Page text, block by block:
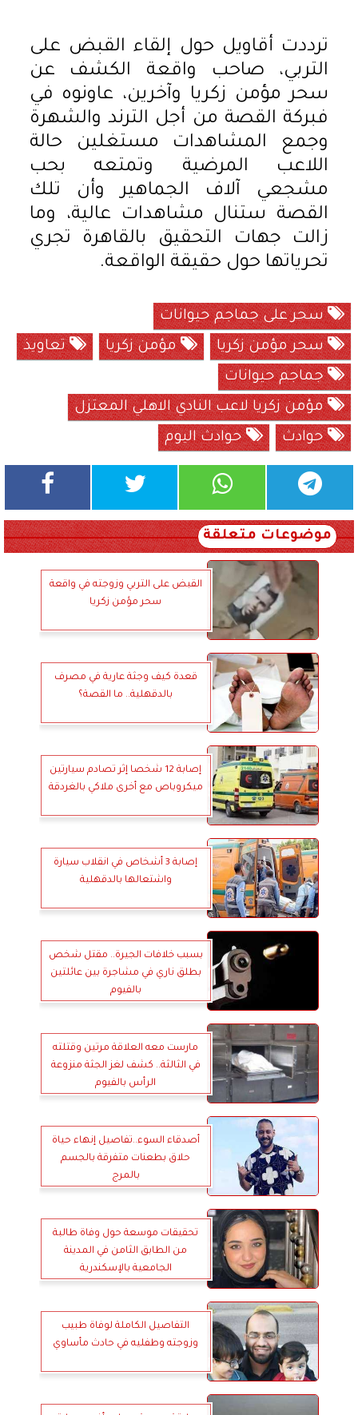
ترددت أقاويل حول إلقاء القبض على
التربي، صاحب واقعة الكشف عن
سحر مؤمن زكريا وآخرين، عاونوه في
فبركة القصة من أجل الترند والشهرة
وجمع المشاهدات مستغلين حالة
اللاعب المرضية وتمتعه بحب
مشجعي آلاف الجماهير وأن تلك
القصة ستنال مشاهدات عالية، وما
زالت جهات التحقيق بالقاهرة تجري
تحرياتها حول حقيقة الواقعة.
سحر على جماجم حيوانات
سحر مؤمن زكريا
مؤمن زكريا
تعاويذ
جماجم حيوانات
مؤمن زكريا لاعب النادي الاهلي المعتزل
حوادث
حوادث اليوم
موضوعات متعلقة
القبض على التربي وزوجته في واقعة
سحر مؤمن زكريا
قعدة كيف وجثة عارية في مصرف
بالدقهلية.. ما القصة؟
إصابة 12 شخصا إثر تصادم سيارتين
ميكروباص مع أخرى ملاكي بالغردقة
إصابة 3 أشخاص في انقلاب سيارة
واشتعالها بالدقهلية
بسبب خلافات الجيرة.. مقتل شخص
بطلق ناري في مشاجرة بين عائلتين
بالفيوم
مارست معه العلاقة مرتين وقتلته
في الثالثة.. كشف لغز الجثة منزوعة
الرأس بالفيوم
أصدقاء السوء..تفاصيل إنهاء حياة
حلاق بطعنات متفرقة بالجسم
بالمرج
تحقيقات موسعة حول وفاة طالبة
من الطابق الثامن في المدينة
الجامعية بالإسكندرية
التفاصيل الكاملة لوفاة طبيب
وزوجته وطفليه في حادث مأساوي